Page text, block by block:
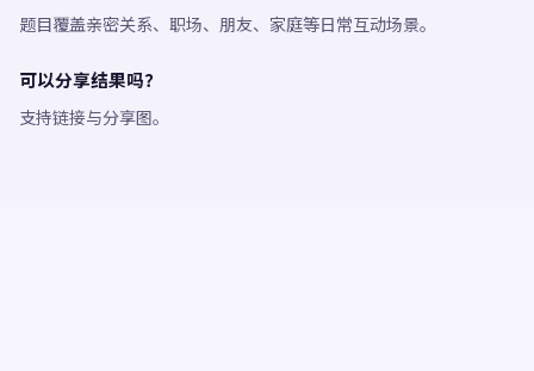
题目覆盖亲密关系、职场、朋友、家庭等日常互动场景。
可以分享结果吗？
支持链接与分享图。